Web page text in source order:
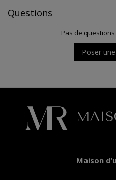
Questions
Pas de
Poser
Maison